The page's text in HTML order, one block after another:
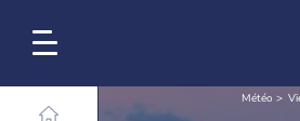
Météo